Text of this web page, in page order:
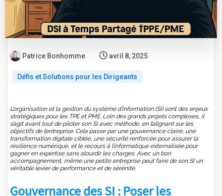
Patrice Bonhomme avril 8, 2025
Défis et Solutions pour les Dirigeants
L’organisation et la gestion du système d'information (SI) sont des enjeux
stratégiques pour les TPE et PME. Loin des grands projets complexes, il
s’agit avant tout de piloter son SI avec méthode, en l’alignant sur les
objectifs de l’entreprise. Cela passe par une gouvernance claire, une
transformation digitale ciblée, une sécurité renforcée pour assurer la
résilience numérique, et le recours à l’informatique externalisée pour
gagner en expertise sans alourdir les charges. Avec un bon
accompagnement, même une petite entreprise peut faire de son SI un
véritable levier de performance et de sérénité.
Gouvernance des SI : Poser les